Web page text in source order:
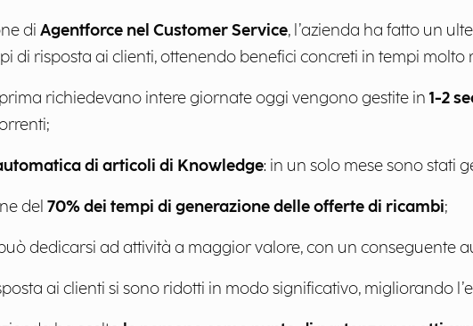
di Agentforce nel Customer Service, l’azienda ha fatto un
di risposta ai clienti, ottenendo benefici concreti in tempi molto
richiedevano intere giornate oggi vengono gestite in 1-2
di articoli di Knowledge: in un solo mese sono stati
del 70% dei tempi di generazione delle offerte di ricambi;
dedicarsi ad attività a maggior valore, con un conseguente
ai clienti si sono ridotti in modo significativo, migliorando